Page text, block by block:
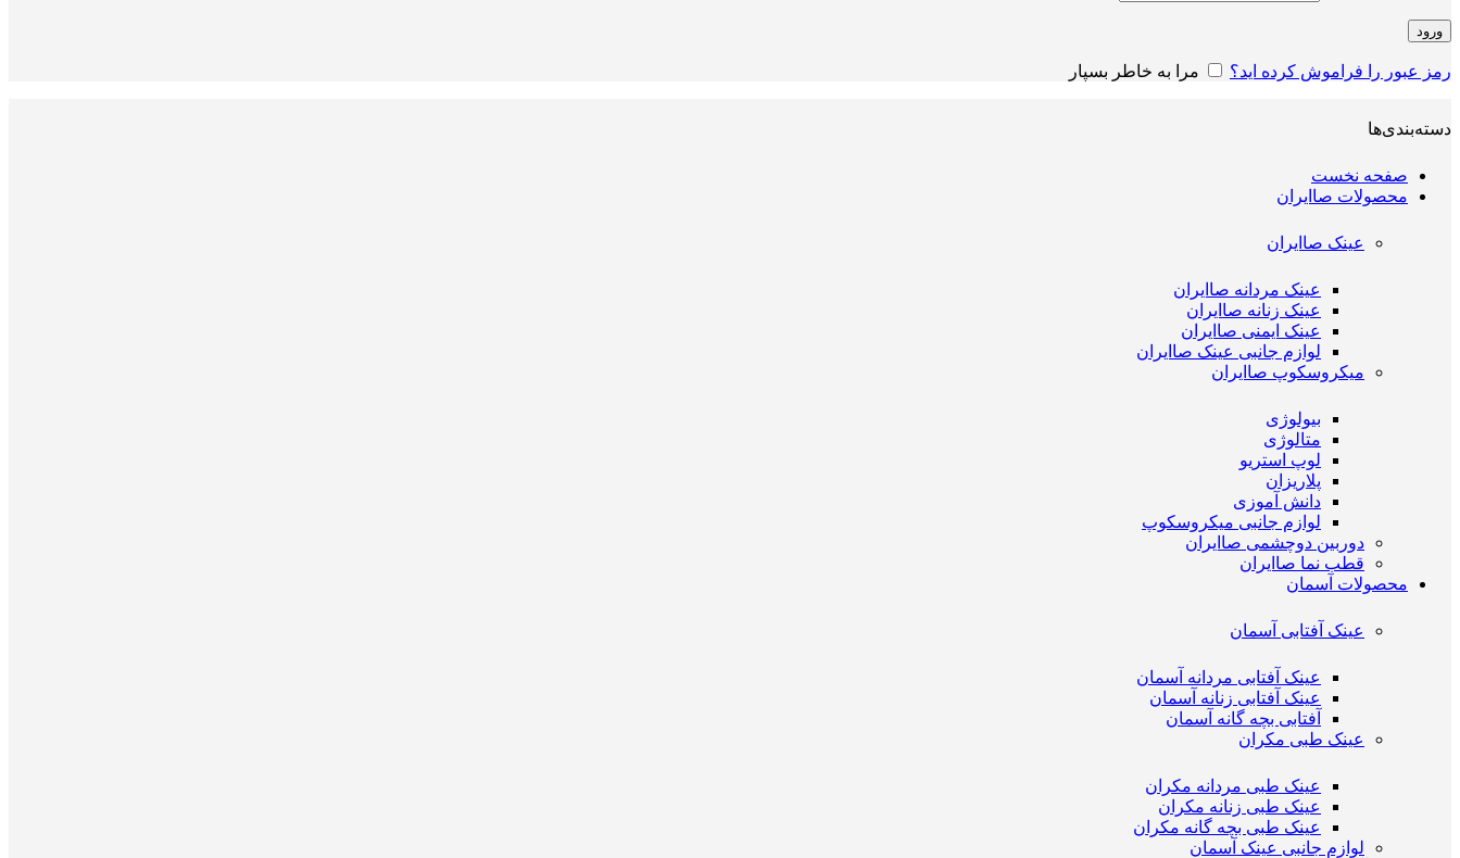
ورود
رمز عبور را فراموش کرده اید؟ مرا به خاطر بسپار
دسته‌بندی‌ها
صفحه نخست
محصولات صاایران
عینک صاایران
عینک مردانه صاایران
عینک زنانه صاایران
عینک ایمنی صاایران
لوازم جانبی عینک صاایران
میکروسکوپ صاایران
بیولوژی
متالوژی
لوپ استریو
پلاریزان
دانش آموزی
لوازم جانبی میکروسکوپ
دوربین دوچشمی صاایران
قطب نما صاایران
محصولات آسمان
عینک آفتابی آسمان
عینک آفتابی مردانه آسمان
عینک آفتابی زنانه آسمان
آفتابی بچه گانه آسمان
عینک طبی مکران
عینک طبی مردانه مکران
عینک طبی زنانه مکران
عینک طبی بچه گانه مکران
لوازم جانبی عینک آسمان